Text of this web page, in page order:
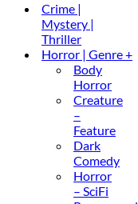
Crime |
Mystery |
Thriller
Horror | Genre +
Body
Horror
Creature
–
Feature
Dark
Comedy
Horror
– SciFi